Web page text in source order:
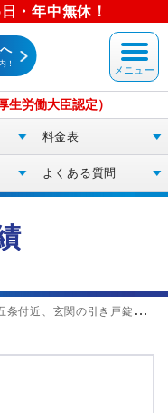
・年中無休！
！
生労働大臣認定）
料金表
よくある質問
、玄関の引き戸錠・カギ交換